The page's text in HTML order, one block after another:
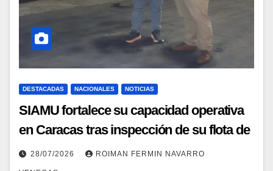
DESTACADAS NACIONALES NOTICIAS
SIAMU fortalece su capacidad operativa
en Caracas tras inspección de su flota de
ambulancias
28/07/2026 ROIMAN FERMIN NAVARRO